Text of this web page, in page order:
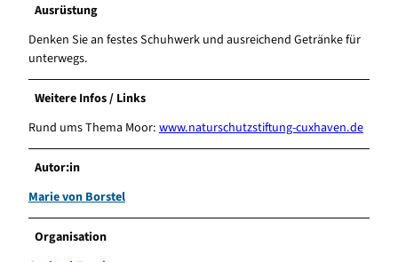
Ausrüstung
Denken Sie an festes Schuhwerk und ausreichend Getränke für
unterwegs.
Weitere Infos / Links
Rund ums Thema Moor: www.naturschutzstiftung-cuxhaven.de
Autor:in
Marie von Borstel
Organisation